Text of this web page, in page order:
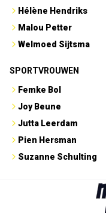
Hélène Hendriks
Malou Petter
Welmoed Sijtsma
SPORTVROUWEN
Femke Bol
Joy Beune
Jutta Leerdam
Pien Hersman
Suzanne Schulting